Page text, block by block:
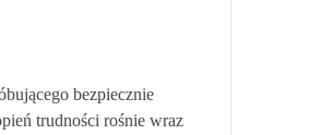
bezpiecznie
trudności rośnie wraz